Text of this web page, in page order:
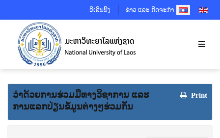
ອີເລີນນີ້ງ ຂ່າວ ແລະ ກິດຈະກຳSELECT YOUR
Print
ວ່າດ້ວຍການຮ່ວມມືທາງວິຊາການ ແລະ
ການແລກປ່ຽນຂໍ້ມູນຕ່າງໆຮ່ວມກັນ